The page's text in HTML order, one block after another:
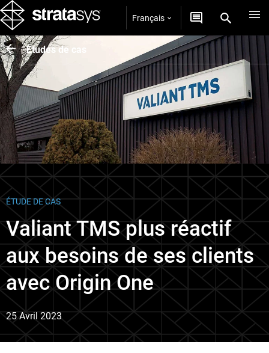
Français
Études de cas
ÉTUDE DE CAS
Valiant TMS plus réactif
aux besoins de ses clients
avec Origin One
25 Avril 2023